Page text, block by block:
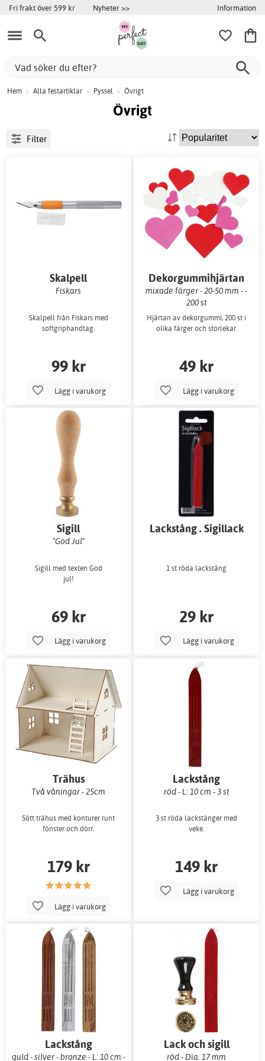
Fri frakt över 599 kr Nyheter >> Information
Hem > Alla festartiklar > Pyssel > Övrigt
Övrigt
Filter
Skalpell
Fiskars
Skalpell från Fiskars med
softgriphandtag.
99 kr
Lägg i varukorg
Dekorgummihjärtan
mixade färger - 20-50 mm - -
200 st
Hjärtan av dekorgummi, 200 st i
olika färger och storlekar.
49 kr
Lägg i varukorg
Sigill
"God Jul"
Sigill med texten God
jul!
69 kr
Lägg i varukorg
Lackstång . Sigillack
1 st röda lackstång
29 kr
Lägg i varukorg
Trähus
Två våningar - 25cm
Sött trähus med konturer runt
fönster och dörr.
179 kr
Lägg i varukorg
Lackstång
röd - L: 10 cm - 3 st
3 st röda lackstänger med
veke.
149 kr
Lägg i varukorg
Lackstång
guld - silver - bronze - L: 10 cm -
Lack och sigill
röd - Dia. 17 mm